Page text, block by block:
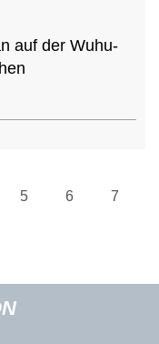
auf der Wuhu-
5 6 7